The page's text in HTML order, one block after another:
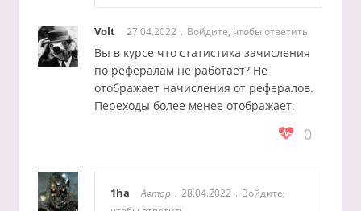
Volt 27.04.2022 Войдите, чтобы ответить
Вы в курсе что статистика зачисления
по рефералам не работает? Не
отображает начисления от рефералов.
Переходы более менее отображает.
0
1ha Автор 28.04.2022
Войдите,